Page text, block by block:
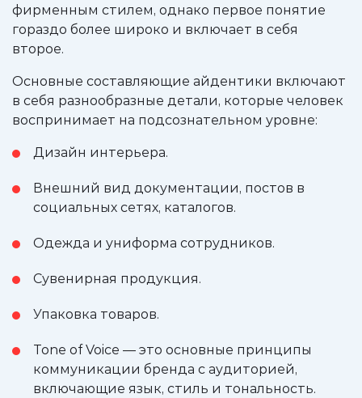
фирменным стилем, однако первое понятие
гораздо более широко и включает в себя
второе.
Основные составляющие айдентики включают
в себя разнообразные детали, которые человек
воспринимает на подсознательном уровне:
Дизайн интерьера.
Внешний вид документации, постов в
социальных сетях, каталогов.
Одежда и униформа сотрудников.
Сувенирная продукция.
Упаковка товаров.
Tone of Voice — это основные принципы
коммуникации бренда с аудиторией,
включающие язык, стиль и тональность.